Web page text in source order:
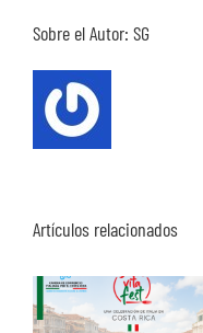
Sobre el Autor: SG
Artículos relacionados